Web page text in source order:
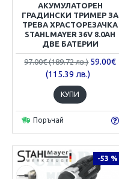
АКУМУЛАТОРЕН
ГРАДИНСКИ ТРИМЕР ЗА
ТРЕВА ХРАСТОРЕЗАЧКА
STAHLMAYER 36V 8.0AH
ДВЕ БАТЕРИИ
97.00€ (189.72 лв.) 59.00€
(115.39 лв.)
КУПИ
Поръчай
-53 %